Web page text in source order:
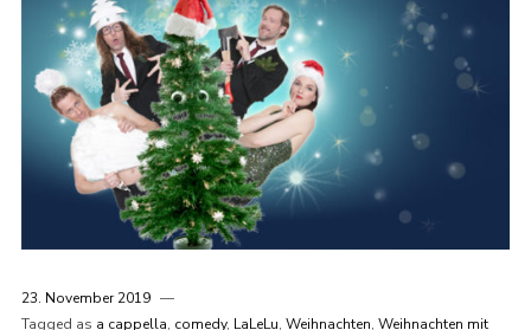
23. November 2019
Tagged as a cappella, comedy, LaLeLu, Weihnachten, Weihnachten mit